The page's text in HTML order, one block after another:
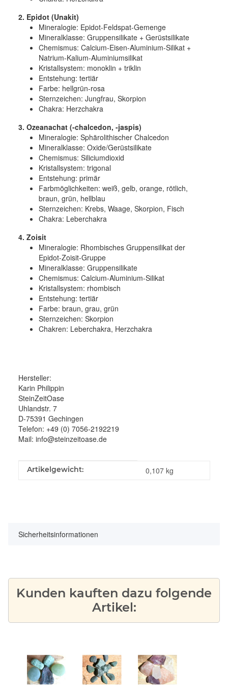
2. Epidot (Unakit)
Mineralogie: Epidot-Feldspat-Gemenge
Mineralklasse: Gruppensilikate + Gerüstsilikate
Chemismus: Calcium-Eisen-Aluminium-Silikat +
Natrium-Kalium-Aluminiumsilikat
Kristallsystem: monoklin + triklin
Entstehung: tertiär
Farbe: hellgrün-rosa
Sternzeichen: Jungfrau, Skorpion
Chakra: Herzchakra
3. Ozeanachat (-chalcedon, -jaspis)
Mineralogie: Sphärolithischer Chalcedon
Mineralklasse: Oxide/Gerüstsilikate
Chemismus: Siliciumdioxid
Kristallsystem: trigonal
Entstehung: primär
Farbmöglichkeiten: weiß, gelb, orange, rötlich,
braun, grün, hellblau
Sternzeichen: Krebs, Waage, Skorpion, Fisch
Chakra: Leberchakra
4. Zoisit
Mineralogie: Rhombisches Gruppensilikat der
Epidot-Zoisit-Gruppe
Mineralklasse: Gruppensilikate
Chemismus: Calcium-Aluminium-Silikat
Kristallsystem: rhombisch
Entstehung: tertiär
Farbe: braun, grau, grün
Sternzeichen: Skorpion
Chakren: Leberchakra, Herzchakra
Hersteller:
Karin Philippin
SteinZeitOase
Uhlandstr. 7
D-75391 Gechingen
Telefon: +49 (0) 7056-2192219
Mail: info@steinzeitoase.de
Produkteigenschaft
Wert
Artikelgewicht: 0,107 kg
Sicherheitsinformationen
Kunden kauften dazu folgende
Artikel: